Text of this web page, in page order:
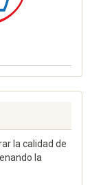
la calidad de
la